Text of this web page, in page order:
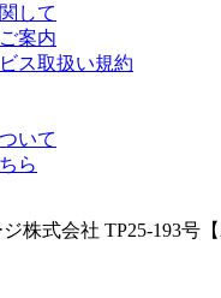
して
案内
ス取扱い規約
いて
ら
株式会社 TP25-193号【